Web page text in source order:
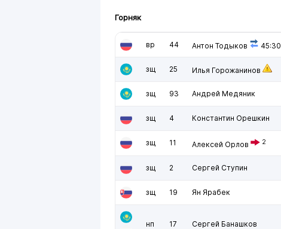
Горняк
вр 44 Антон Тодыков 45:30
зщ 25 Илья Горожанинов
зщ 93 Андрей Медяник
зщ 4 Константин Орешкин
зщ 11 Алексей Орлов 2
зщ 2 Сергей Ступин
зщ 19 Ян Ярабек
нп 17 Сергей Банашков